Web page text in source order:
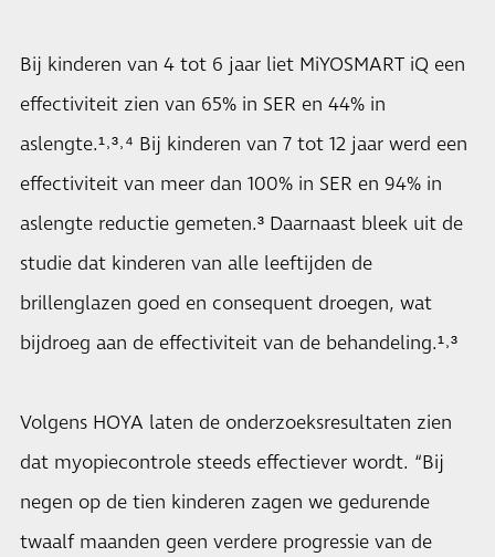
Bij kinderen van 4 tot 6 jaar liet MiYOSMART iQ een
effectiviteit zien van 65% in SER en 44% in
aslengte.¹˒³˒⁴ Bij kinderen van 7 tot 12 jaar werd een
effectiviteit van meer dan 100% in SER en 94% in
aslengte reductie gemeten.³ Daarnaast bleek uit de
studie dat kinderen van alle leeftijden de
brillenglazen goed en consequent droegen, wat
bijdroeg aan de effectiviteit van de behandeling.¹˒³
Volgens HOYA laten de onderzoeksresultaten zien
dat myopiecontrole steeds effectiever wordt. “Bij
negen op de tien kinderen zagen we gedurende
twaalf maanden geen verdere progressie van de